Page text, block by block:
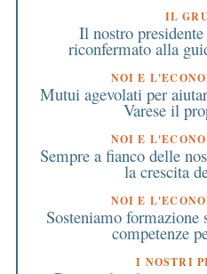
IL
Il nostro
riconfermato alla
NOI E
Mutui agevolati per
Varese il
NOI E
Sempre a fianco delle
la crescita
NOI E
Sosteniamo
competenze
I NOSTRI